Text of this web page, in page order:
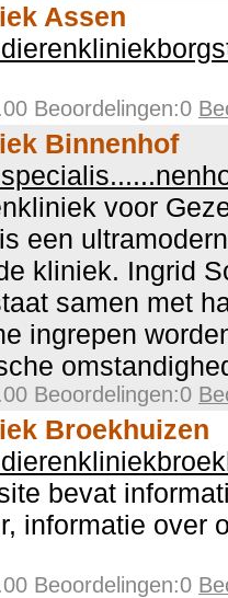
Assen
Beoordelingen:0
Binnenhof
voor
een
kliniek. Ingrid
samen met
ingrepen
Beoordelingen:0
Broekhuizen
bevat
informatie over
Beoordelingen:0